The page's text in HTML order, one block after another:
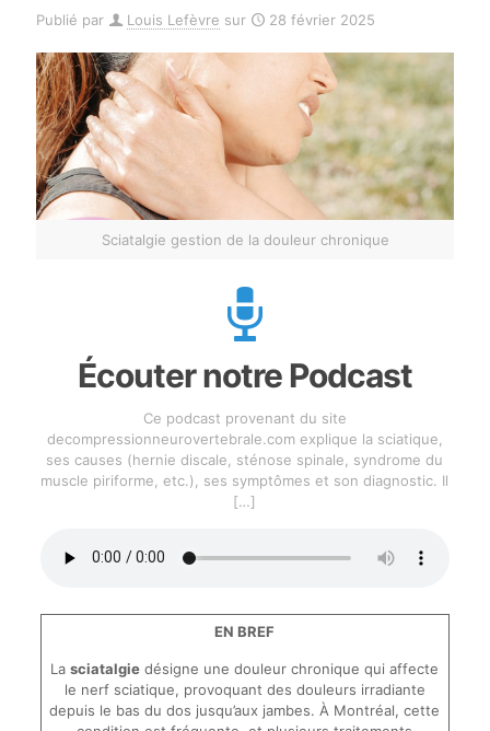
Publié par Louis Lefèvre sur 28 février 2025
Sciatalgie gestion de la douleur chronique
Écouter notre Podcast
Ce podcast provenant du site
decompressionneurovertebrale.com explique la sciatique,
ses causes (hernie discale, sténose spinale, syndrome du
muscle piriforme, etc.), ses symptômes et son diagnostic. Il
[…]
EN BREF
Lasciatalgie désigne une douleur chronique qui affecte
le nerf sciatique, provoquant des douleurs irradiante
depuis le bas du dos jusqu’aux jambes. À Montréal, cette